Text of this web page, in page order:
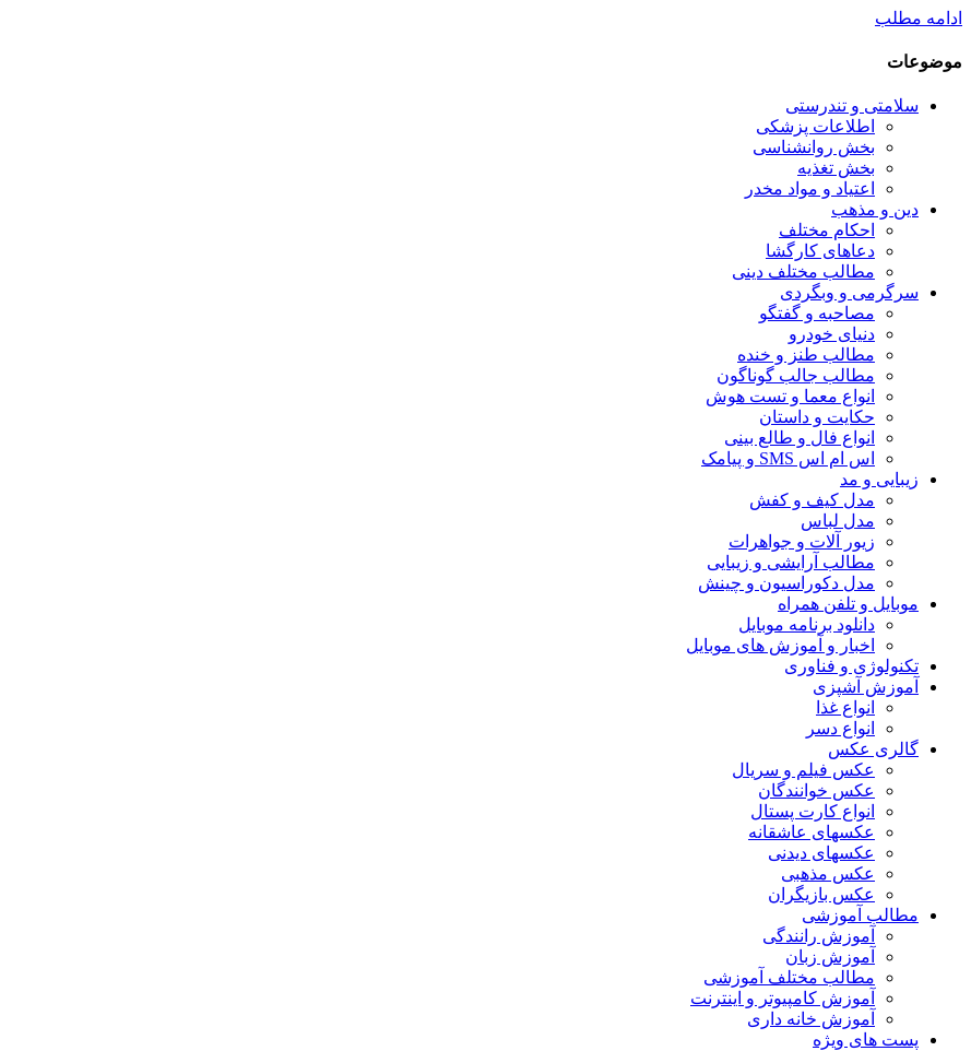
ادامه مطلب
موضوعات
سلامتی و تندرستی
اطلاعات پزشکی
بخش روانشناسی
بخش تغذیه
اعتیاد و مواد مخدر
دین و مذهب
احکام مختلف
دعاهای کارگشا
مطالب مختلف دینی
سرگرمی و وبگردی
مصاحبه و گفتگو
دنیای خودرو
مطالب طنز و خنده
مطالب جالب گوناگون
انواع معما و تست هوش
حکایت و داستان
انواع فال و طالع بینی
اس ام اس SMS و پیامک
زیبایی و مد
مدل کیف و کفش
مدل لباس
زیور آلات و جواهرات
مطالب آرایشی و زیبایی
مدل دکوراسیون و چینش
موبایل و تلفن همراه
دانلود برنامه موبایل
اخبار و آموزش های موبایل
تکنولوژی و فناوری
آموزش آشپزی
انواع غذا
انواع دسر
گالری عکس
عکس فیلم و سریال
عکس خوانندگان
انواع کارت پستال
عکسهای عاشقانه
عکسهای دیدنی
عکس مذهبی
عکس بازیگران
مطالب آموزشی
آموزش رانندگی
آموزش زبان
مطالب مختلف آموزشی
آموزش کامپیوتر و اینترنت
آموزش خانه داری
پست های ویژه